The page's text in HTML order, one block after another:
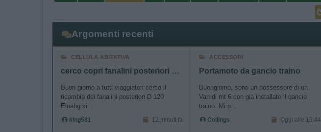
Argomenti recenti
CELLULA ABITATIVA
cerco copri fanalini posteriori D 120 king 580 G
Buon giorno a tutti viaggiatori cerco il
ricambio dei fanalini posteriori D 120
Elnahg ki...
king581 12 minuti fa
ACCESSORI
Portamoto da gancio traino
Buongiorno, sono un possessore di un
Van di mt 6 con già installato il gancio
traino. Mi p...
Collings Oggi alle 15:44